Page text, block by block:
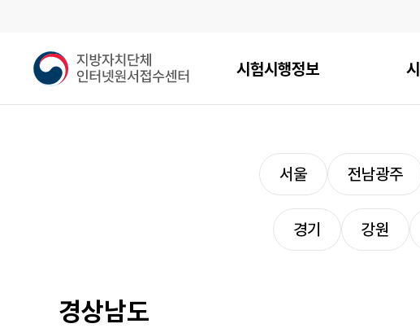
지
방
메인메뉴
시험시행정보
서울 전남광주
경기 강원
경상남도